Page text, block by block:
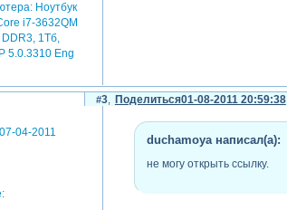
Ноутбук
i7-3632QM
1Тб,
5.0.3310 Eng
Поделиться
3 01-08-2011 20:59:38
04-2011
duchamoya написал(а):
не могу открыть ссылку.